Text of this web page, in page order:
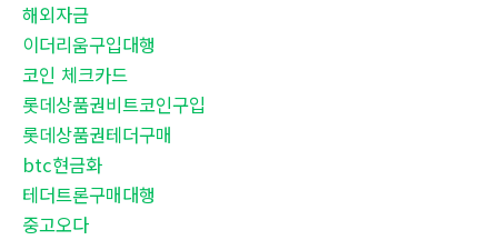
해외자금
이더리움구입대행
코인 체크카드
롯데상품권비트코인구입
롯데상품권테더구매
btc현금화
테더트론구매대행
중고오다